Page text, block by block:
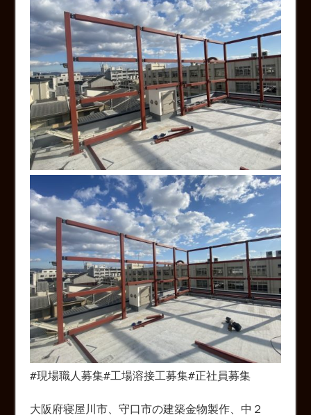
#現場職人募集#工場溶接工募集#正社員募集
大阪府寝屋川市、守口市の建築金物製作、中２